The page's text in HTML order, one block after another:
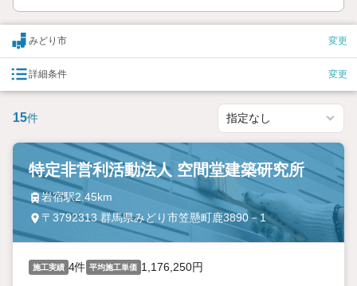
みどり市 変更
詳細条件 変更
15件
特定非営利活動法人 空間堂建築研究所
岩宿駅2.45km
〒3792313 群馬県みどり市笠懸町鹿3890－1
施工実績 4件 平均施工単価 1,176,250円